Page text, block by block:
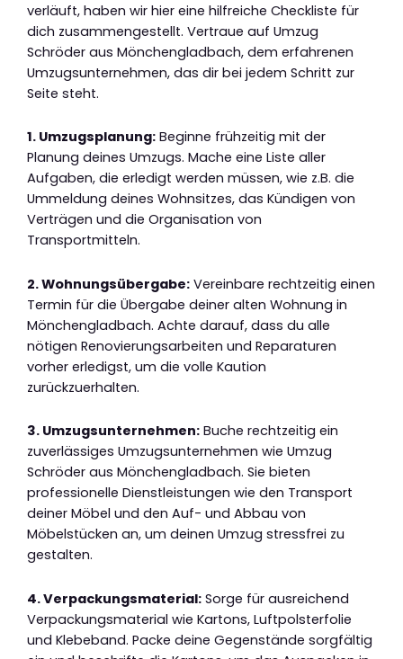
verläuft, haben wir hier eine hilfreiche Checkliste für
dich zusammengestellt. Vertraue auf Umzug
Schröder aus Mönchengladbach, dem erfahrenen
Umzugsunternehmen, das dir bei jedem Schritt zur
Seite steht.
1. Umzugsplanung: Beginne frühzeitig mit der
Planung deines Umzugs. Mache eine Liste aller
Aufgaben, die erledigt werden müssen, wie z.B. die
Ummeldung deines Wohnsitzes, das Kündigen von
Verträgen und die Organisation von
Transportmitteln.
2. Wohnungsübergabe: Vereinbare rechtzeitig einen
Termin für die Übergabe deiner alten Wohnung in
Mönchengladbach. Achte darauf, dass du alle
nötigen Renovierungsarbeiten und Reparaturen
vorher erledigst, um die volle Kaution
zurückzuerhalten.
3. Umzugsunternehmen: Buche rechtzeitig ein
zuverlässiges Umzugsunternehmen wie Umzug
Schröder aus Mönchengladbach. Sie bieten
professionelle Dienstleistungen wie den Transport
deiner Möbel und den Auf- und Abbau von
Möbelstücken an, um deinen Umzug stressfrei zu
gestalten.
4. Verpackungsmaterial: Sorge für ausreichend
Verpackungsmaterial wie Kartons, Luftpolsterfolie
und Klebeband. Packe deine Gegenstände sorgfältig